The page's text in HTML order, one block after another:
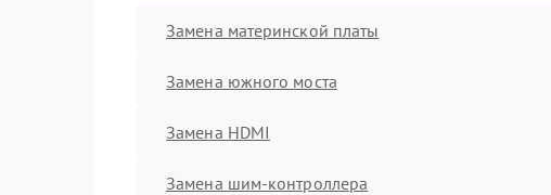
Замена материнской платы
Замена южного моста
Замена HDMI
Замена шим-контроллера